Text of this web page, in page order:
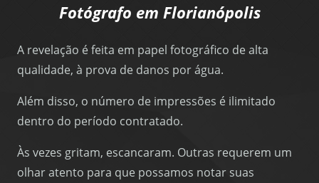
Fotógrafo em Florianópolis
A revelação é feita em papel fotográfico de alta
qualidade, à prova de danos por água.
Além disso, o número de impressões é ilimitado
dentro do período contratado.
Às vezes gritam, escancaram. Outras requerem um
olhar atento para que possamos notar suas